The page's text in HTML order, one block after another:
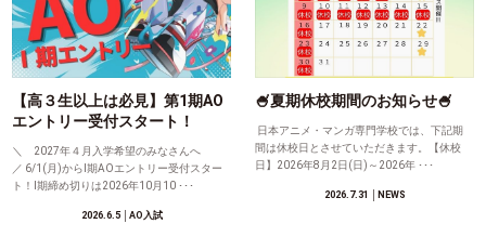
【高３生以上は必見】第1期AO
エントリー受付スタート！
＼ 2027年４月入学希望のみなさんへ
／ 6/1(月)からⅠ期AOエントリー受付スター
ト！Ⅰ期締め切りは2026年10月10 ･･･
2026.6.5│AO入試
🍧夏期休校期間のお知らせ🍧
日本アニメ・マンガ専門学校では、下記期
間は休校日とさせていただきます。【休校
日】2026年8月2日(日)～2026年 ･･･
2026.7.31 │NEWS